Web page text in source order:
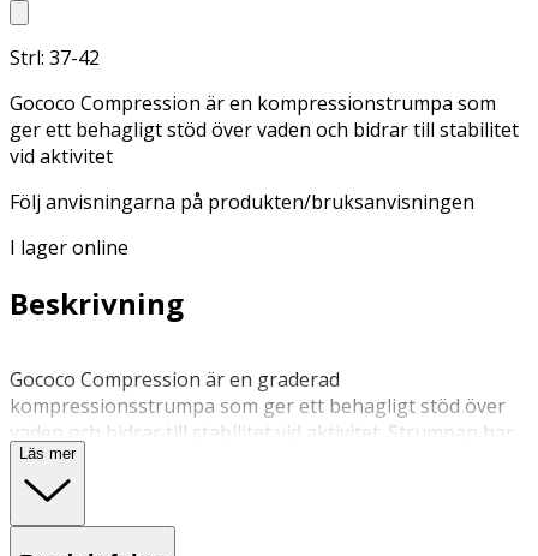
Strl: 37-42
Gococo Compression är en kompressionstrumpa som
ger ett behagligt stöd över vaden och bidrar till stabilitet
vid aktivitet
Följ anvisningarna på produkten/bruksanvisningen
I lager online
Beskrivning
Gococo Compression är en graderad
kompressionsstrumpa som ger ett behagligt stöd över
vaden och bidrar till stabilitet vid aktivitet. Strumpan har
förstärkt design för löpning och andra rörelser samt en
fotdel i 37.5®-material som är snabbtorkande och hjälper
Storlek: S – vadomkrets 27–32 cm, fotstorlek 37–42.
Läs mer